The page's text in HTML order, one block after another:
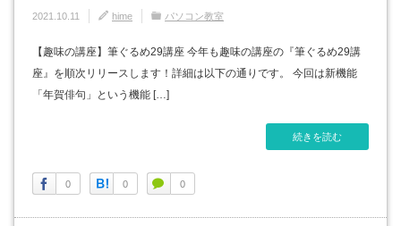
2021.10.11 hime パソコン教室
【趣味の講座】筆ぐるめ29講座 今年も趣味の講座の『筆ぐるめ29講
座』を順次リリースします！詳細は以下の通りです。 今回は新機能
「年賀俳句」という機能 […]
続きを読む
0 0 0